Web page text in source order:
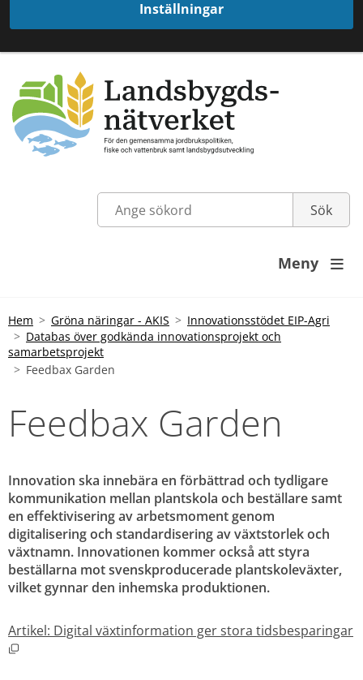
Inställningar
Meny 
Hem Gröna näringar - AKIS
Innovationsstödet EIP-Agri
Databas över godkända innovationsprojekt och
samarbetsprojekt
Feedbax Garden
Feedbax Garden
Innovation ska innebära en förbättrad och tydligare
kommunikation mellan plantskola och beställare samt
en effektivisering av arbetsmoment genom
digitalisering och standardisering av växtstorlek och
växtnamn. Innovationen kommer också att styra
beställarna mot svenskproducerade plantskoleväxter,
vilket gynnar den inhemska produktionen.
Artikel: Digital växtinformation ger stora tidsbesparingar